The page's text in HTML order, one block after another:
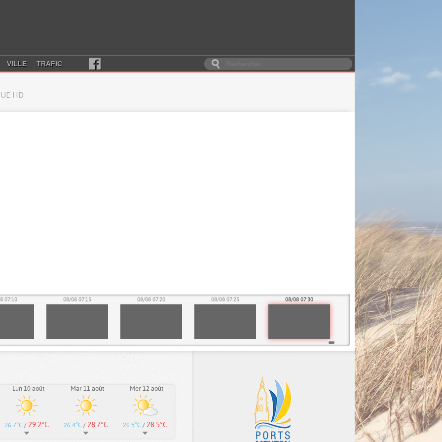
VILLE TRAFIC
HD
07:10 08/08 07:15 08/08 07:20 08/08 07:25 08/08 07:30
Lun 10 août
26.7°C / 29.2°C
Mar 11 août
26.4°C / 28.7°C
Mer 12 août
26.5°C / 28.5°C